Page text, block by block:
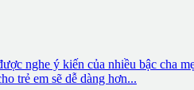
nghe ý kiến ​​của nhiều bậc cha
trẻ em sẽ dễ dàng hơn...